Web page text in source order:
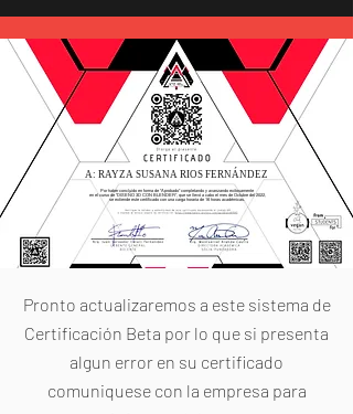
A: RAYZA SUSANA RIOS FERNÁNDEZ
Por haber concluido en forma de "Aprobado" completando y avanzando exitosamente
en el curso de "DISEÑO 3D CON BLENDER", que se llevó a cabo el mes de Octubre del 2022,
se extiende este certificado con una carga horaria de 16 horas académicas.
Pronto actualizaremos a este sistema de
Certificación Beta por lo que si presenta
algun error en su certificado
comuniquese con la empresa para